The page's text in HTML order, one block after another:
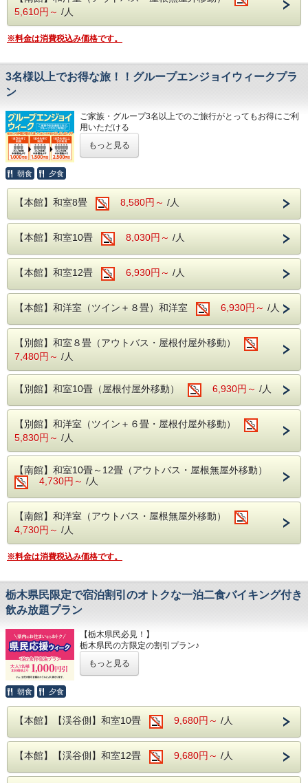
2026年
7月12日(日)～ 7月16日(木)
10月 4日(日)～10月 ８日(木)
注意事項>
期間に含まれない日程は、ご利用いただけませんので、ご注
2泊限定のプランとなります。
ご予約後に1泊、3泊以上に変更される場合は通常プランの
5,610円～ /人
※料金は消費税込み価格です。
3名様以上でお得な旅！！グループエンジョイウィークプラ
ン
ご家族・グループ3名以上でのご旅行がとってもお得にご利
用いただける
ご家族・グループ3名以上でのご旅行がとってもお得にご利
【対象期間】
8月30日(日)～ 9月 4月(金)
9月27日(日)～10月 2日(金)
11月 8日(日)～11月13日(金)
11月29日(日)～12月 4日(金)
【料金】
1室3名様 →1名様あたり本体価格より1,000円引き
1室4名様 →1名様あたり本体価格より1,500円引き
1室5名様以上 →1名様あたり本体価格より2,500円引き
でご案内いたします♪
人数が増えれば増えるほどお得に☆
ぜひ、この機会にグループ旅行へお越しくださいませ！
※本プランは１室3名以上1泊2食バイキングプランでのご利
各部屋大人1名様以上が必要となります。
健康増進や冷え性などに効果抜群！
小さいお子様から大人までご利用いただける温泉となってお
ります！
しております。
【無料施設】
・貸切風呂
・卓球
上記の施設はご宿泊日当日の13時よりフロントにてご予約
を承っております。
※電話ではお受けしておりません。
もっと見る
朝食 夕食
【本館】和室8畳 8,580円～ /人
【本館】和室10畳 8,030円～ /人
【本館】和室12畳 6,930円～ /人
【本館】和洋室（ツイン＋８畳）和洋室 6,930円～ /人
【別館】和室８畳（アウトバス・屋根付屋外移動）
7,480円～ /人
【別館】和室10畳（屋根付屋外移動） 6,930円～ /人
【別館】和洋室（ツイン＋６畳・屋根付屋外移動）
5,830円～ /人
【南館】和室10畳～12畳（アウトバス・屋根無屋外移動）
4,730円～ /人
【南館】和洋室（アウトバス・屋根無屋外移動）
4,730円～ /人
※料金は消費税込み価格です。
栃木県民限定で宿泊割引のオトクな一泊二食バイキング付き
飲み放題プラン
【栃木県民必見！】
栃木県民の方限定の割引プラン♪
栃木県にお住まいの方限定で、
本体価格より1000円割引でご宿泊いただけます！！
〇対象期間
9月13日(日)～ 9月18日(金)
10月12日(月)～10月16日(金)
11月23日(月)～11月27日(金)
12月 6日(日)～12月11日(金)
もっと見る
朝食 夕食
【本館】【渓谷側】和室10畳 9,680円～ /人
【本館】【渓谷側】和室12畳 9,680円～ /人